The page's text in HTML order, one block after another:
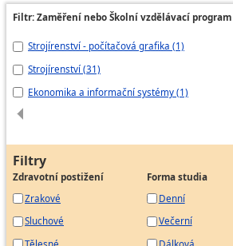
Dispečer strojírenské výroby
Technik kontrolor jakosti ve
Revizní technik plynových zařízení
Revizní technik zdvihacích zařízení
Zemědělský mechanizátor
Filtr: Zaměření nebo Školní vzdělávací program
Strojírenství - počítačová grafika (1)
Strojírenství (31)
Ekonomika a informační systémy (1)
Filtry
Zdravotní postižení
Zrakové
Sluchové
Forma studia
Denní
Večerní